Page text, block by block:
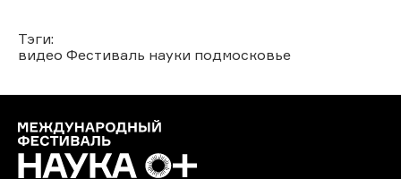
Тэги:
видео Фестиваль науки подмосковье